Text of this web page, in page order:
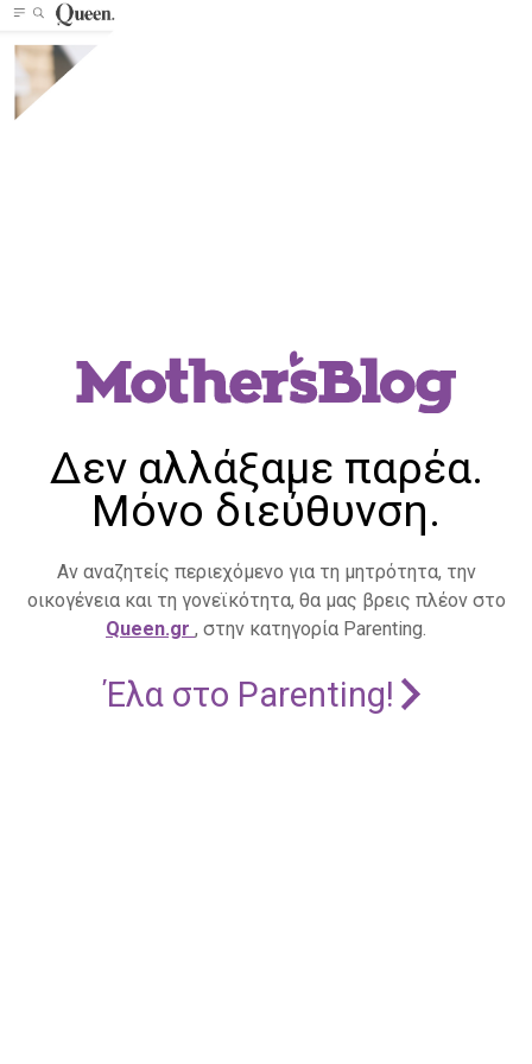
Δεν αλλάξαμε παρέα.
Μόνο διεύθυνση.
Αν αναζητείς περιεχόμενο για τη μητρότητα, την
οικογένεια και τη γονεϊκότητα, θα μας βρεις πλέον στο
Queen.gr , στην κατηγορία Parenting.
Έλα στο Parenting!